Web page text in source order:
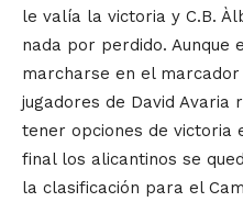
le valía la victoria y C.B.
nada por perdido. Aunque
marcharse en el
jugadores de David
tener opciones de victoria
final los alicantinos se
la clasificación para el